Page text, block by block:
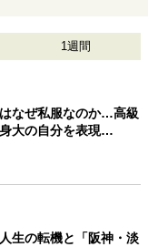
1週間
なぜ私服なのか…高級
大の自分を表現…
生の転機と「阪神・淡